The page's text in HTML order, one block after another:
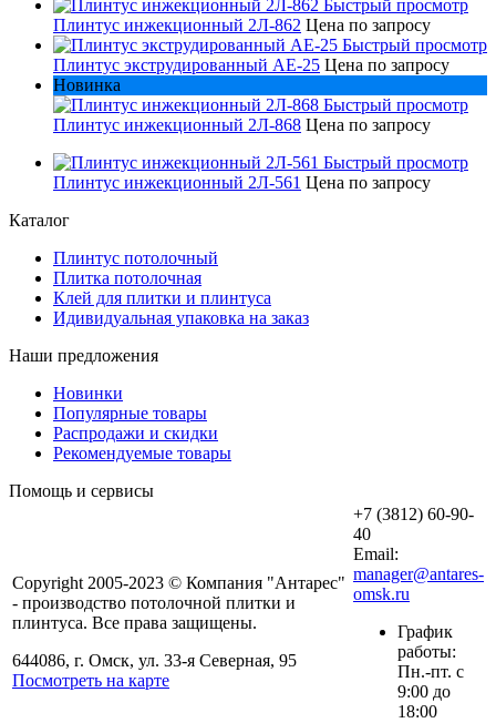
Быстрый просмотр
Плинтус инжекционный 2Л-862 Цена по запросу
Быстрый просмотр
Плинтус экструдированный AE-25 Цена по запросу
Новинка
Быстрый просмотр
Плинтус инжекционный 2Л-868 Цена по запросу
Быстрый просмотр
Плинтус инжекционный 2Л-561 Цена по запросу
Каталог
Плинтус потолочный
Плитка потолочная
Клей для плитки и плинтуса
Идивидуальная упаковка на заказ
Наши предложения
Новинки
Популярные товары
Распродажи и скидки
Рекомендуемые товары
Помощь и сервисы
Copyright 2005-2023 © Компания "Антарес"
- производство потолочной плитки и
плинтуса. Все права защищены.
644086, г. Омск, ул. 33-я Северная, 95
Посмотреть на карте
+7 (3812) 60-90-
40
Email:
manager@antares-
omsk.ru
График
работы:
Пн.-пт. с
9:00 до
18:00